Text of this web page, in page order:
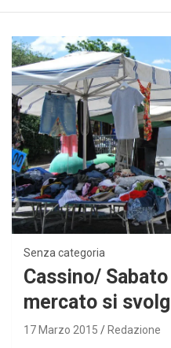
Senza categoria
Cassino/ Sabato
mercato si
17 Marzo 2015 Redazione